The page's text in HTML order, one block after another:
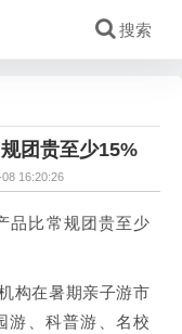
团贵至少15%
16:20:26
品比常规团贵至少
构在暑期亲子游市
游、科普游、名校